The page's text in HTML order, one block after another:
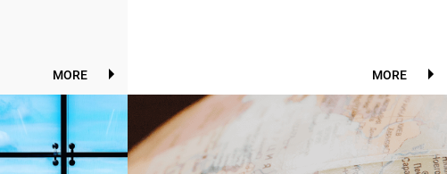
MORE MORE